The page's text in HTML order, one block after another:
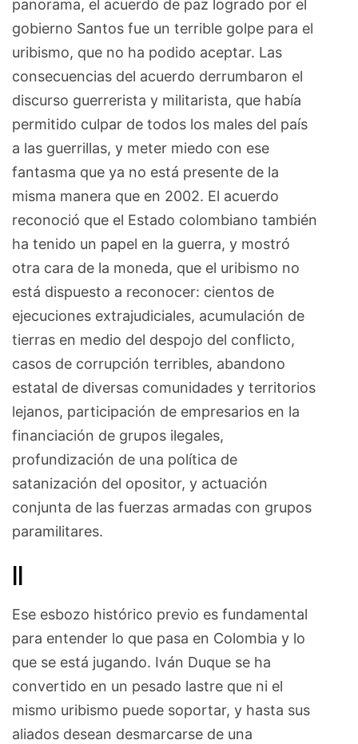
panorama, el acuerdo de paz logrado por el
gobierno Santos fue un terrible golpe para el
uribismo, que no ha podido aceptar. Las
consecuencias del acuerdo derrumbaron el
discurso guerrerista y militarista, que había
permitido culpar de todos los males del país
a las guerrillas, y meter miedo con ese
fantasma que ya no está presente de la
misma manera que en 2002. El acuerdo
reconoció que el Estado colombiano también
ha tenido un papel en la guerra, y mostró
otra cara de la moneda, que el uribismo no
está dispuesto a reconocer: cientos de
ejecuciones extrajudiciales, acumulación de
tierras en medio del despojo del conflicto,
casos de corrupción terribles, abandono
estatal de diversas comunidades y territorios
lejanos, participación de empresarios en la
financiación de grupos ilegales,
profundización de una política de
satanización del opositor, y actuación
conjunta de las fuerzas armadas con grupos
paramilitares.
II
Ese esbozo histórico previo es fundamental
para entender lo que pasa en Colombia y lo
que se está jugando. Iván Duque se ha
convertido en un pesado lastre que ni el
mismo uribismo puede soportar, y hasta sus
aliados desean desmarcarse de una